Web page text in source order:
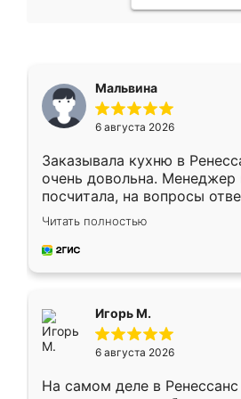
Мальвина
6 августа 2026
Заказывала кухню в
очень довольна. Менеджер
посчитала, на вопросы
Замерщик приехал в
делу со всей
за день, ребята работали
Читать полностью
Игорь М.
6 августа 2026
На самом деле в